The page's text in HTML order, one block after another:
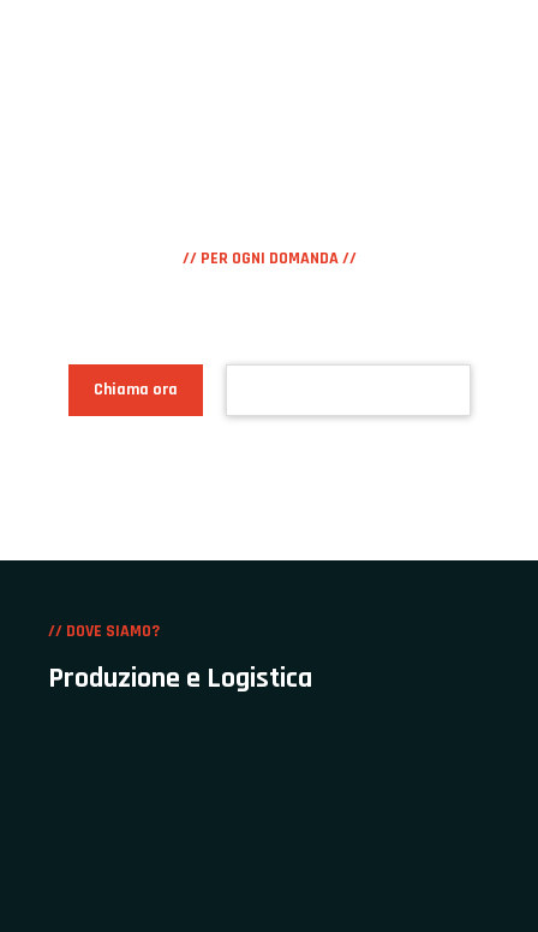
// PER OGNI DOMANDA //
Chiama ora
// DOVE SIAMO?
Produzione e Logistica